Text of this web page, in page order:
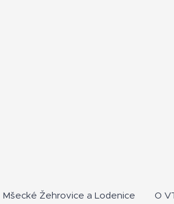
Mšecké Žehrovice a Lodenice O